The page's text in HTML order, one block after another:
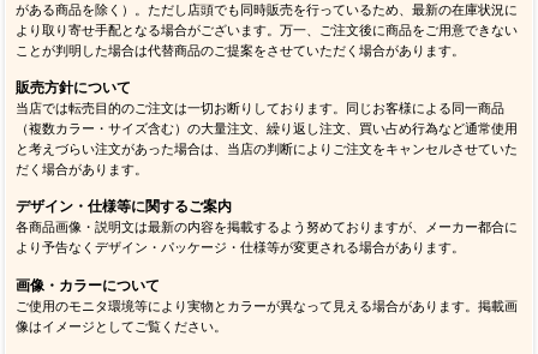
がある商品を除く）。ただし店頭でも同時販売を行っているため、最新の在庫状況に
より取り寄せ手配となる場合がございます。万一、ご注文後に商品をご用意できない
ことが判明した場合は代替商品のご提案をさせていただく場合があります。
販売方針について
当店では転売目的のご注文は一切お断りしております。同じお客様による同一商品
（複数カラー・サイズ含む）の大量注文、繰り返し注文、買い占め行為など通常使用
と考えづらい注文があった場合は、当店の判断によりご注文をキャンセルさせていた
だく場合があります。
デザイン・仕様等に関するご案内
各商品画像・説明文は最新の内容を掲載するよう努めておりますが、メーカー都合に
より予告なくデザイン・パッケージ・仕様等が変更される場合があります。
画像・カラーについて
ご使用のモニタ環境等により実物とカラーが異なって見える場合があります。掲載画
像はイメージとしてご覧ください。